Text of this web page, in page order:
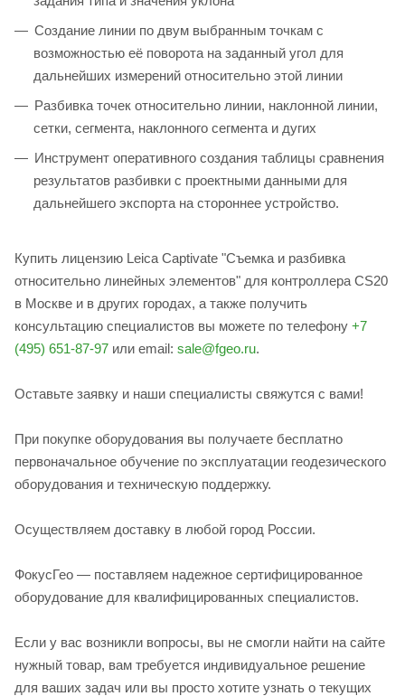
Создание линии по двум выбранным точкам с
возможностью её поворота на заданный угол для
дальнейших измерений относительно этой линии
Разбивка точек относительно линии, наклонной линии,
сетки, сегмента, наклонного сегмента и дугих
Инструмент оперативного создания таблицы сравнения
результатов разбивки с проектными данными для
дальнейшего экспорта на стороннее устройство.
Купить лицензию Leica Captivate "Съемка и разбивка
относительно линейных элементов" для контроллера CS20
в Москве и в других городах, а также получить
консультацию специалистов вы можете по телефону +7
(495) 651-87-97 или email: sale@fgeo.ru.
Оставьте заявку и наши специалисты свяжутся с вами!
При покупке оборудования вы получаете бесплатно
первоначальное обучение по эксплуатации геодезического
оборудования и техническую поддержку.
Осуществляем доставку в любой город России.
ФокусГео — поставляем надежное сертифицированное
оборудование для квалифицированных специалистов.
Если у вас возникли вопросы, вы не смогли найти на сайте
нужный товар, вам требуется индивидуальное решение
для ваших задач или вы просто хотите узнать о текущих